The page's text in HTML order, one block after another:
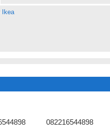
Ikea
082216544898